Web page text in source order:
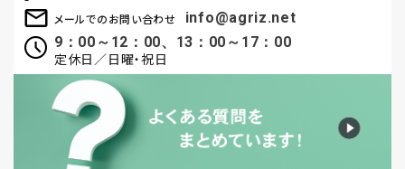
メールでのお問い合わせ
info@agriz.net
9：00～12：00、13：00～17：00
定休日／日曜・祝日